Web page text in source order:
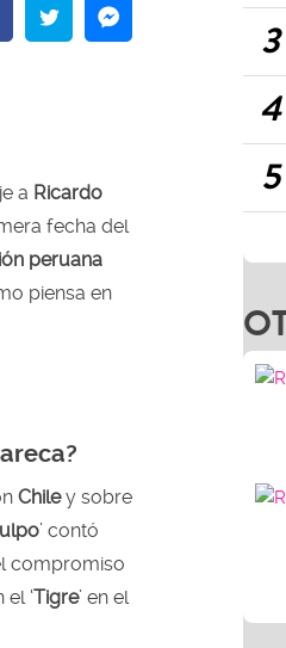
a Ricardo
fecha del
peruana
piensa en
Chiley sobre
’ contó
compromiso
‘Tigre’ en el
3
4
5